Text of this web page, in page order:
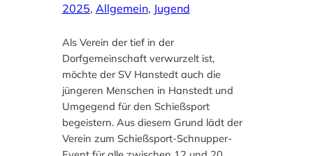
2025, Allgemein, Jugend
Als Verein der tief in der
Dorfgemeinschaft verwurzelt ist,
möchte der SV Hanstedt auch die
jüngeren Menschen in Hanstedt und
Umgegend für den Schießsport
begeistern. Aus diesem Grund lädt der
Verein zum Schießsport-Schnupper-